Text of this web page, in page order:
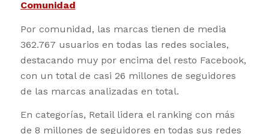
Comunidad
Por comunidad, las marcas tienen de media
362.767 usuarios en todas las redes sociales,
destacando muy por encima del resto Facebook,
con un total de casi 26 millones de seguidores
de las marcas analizadas en total.
En categorías, Retail lidera el ranking con más
de 8 millones de seguidores en todas sus redes